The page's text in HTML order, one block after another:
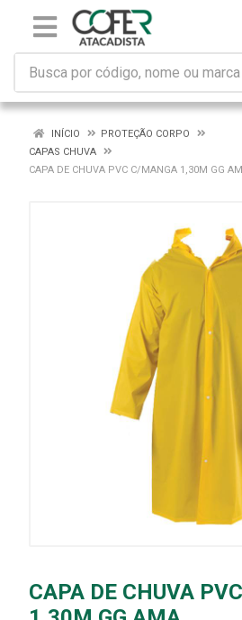
INÍCIO
PROTEÇÃO CORPO
CAPAS CHUVA
CAPA DE CHUVA PVC C/MANGA 1,30M GG
CAPA DE CHUVA